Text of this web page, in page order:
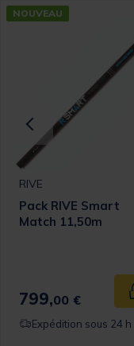
panier
NOUVEAU
RIVE
Pack RIVE Smart
Match 11,50m
799,00 €
Expédition sous 24 h